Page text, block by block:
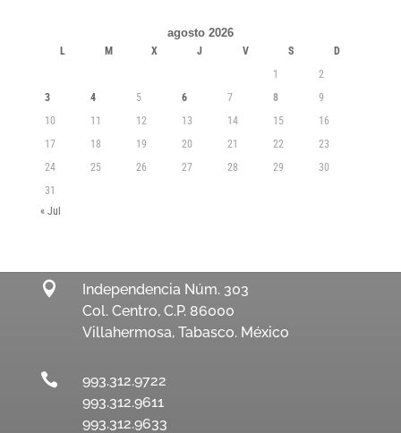
agosto 2026
L M X J V S
D
1
2
3
4 5 6 7 8
9
10
11 12 13 14 15
16
17
18 19 20 21 22
23
24
25 26 27 28 29
30
31
« Jul

Independencia Núm. 303
Col. Centro, C.P. 86000
Villahermosa, Tabasco. México

993.312.9722
993.312.9611
993.312.9633